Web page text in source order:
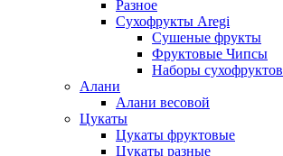
Разное
Сухофрукты Aregi
Сушеные фрукты
Фруктовые Чипсы
Наборы сухофруктов
Алани
Алани весовой
Цукаты
Цукаты фруктовые
Цукаты разные